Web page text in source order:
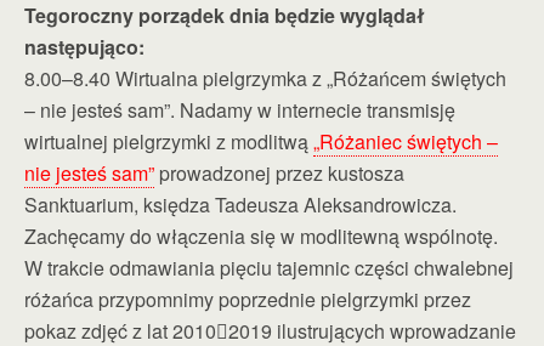
Tegoroczny porządek dnia będzie wyglądał
następująco:
8.00–8.40 Wirtualna pielgrzymka z „Różańcem świętych
– nie jesteś sam”. Nadamy w internecie transmisję
wirtualnej pielgrzymki z modlitwą„Różaniec świętych –
nie jesteś sam” prowadzonej przez kustosza
Sanktuarium, księdza Tadeusza Aleksandrowicza.
Zachęcamy do włączenia się w modlitewną wspólnotę.
W trakcie odmawiania pięciu tajemnic części chwalebnej
różańca przypomnimy poprzednie pielgrzymki przez
pokaz zdjęć z lat 20102019 ilustrujących wprowadzanie